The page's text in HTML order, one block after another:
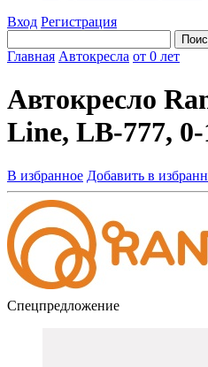
Вход Регистрация
Главная Автокресла от 0 лет
Автокресло
Line, LB-777,
В избранное Добавить в
Спецпредложение